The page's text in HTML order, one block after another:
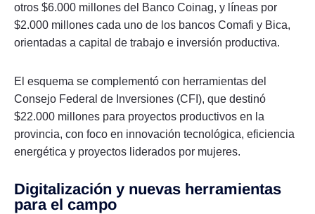
otros $6.000 millones del Banco Coinag, y líneas por
$2.000 millones cada uno de los bancos Comafi y Bica,
orientadas a capital de trabajo e inversión productiva.
El esquema se complementó con herramientas del
Consejo Federal de Inversiones (CFI), que destinó
$22.000 millones para proyectos productivos en la
provincia, con foco en innovación tecnológica, eficiencia
energética y proyectos liderados por mujeres.
Digitalización y nuevas herramientas
para el campo